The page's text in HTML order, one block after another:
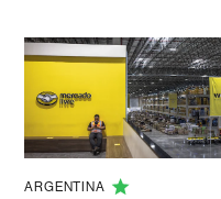
ARGENTINA